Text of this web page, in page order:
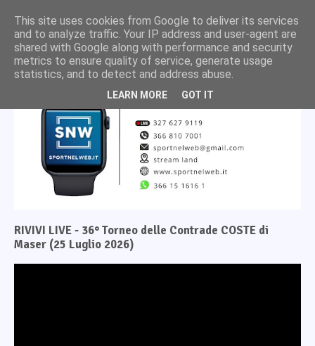
RIVIVI LIVE - 36° Torneo delle Contrade COSTE di
Maser (25 Luglio 2026)
This site uses cookies from Google to deliver its services
and to analyze traffic. Your IP address and user-agent are
shared with Google along with performance and security
metrics to ensure quality of service, generate usage
statistics, and to detect and address abuse.
LEARN MORE GOT IT